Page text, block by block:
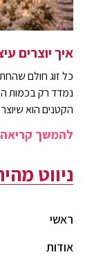
איך יוצרים
כל זוג חולם
נמדד רק בכמות
הקטנים הוא שיוצר
להמשך
ניווט
ראשי
אודות